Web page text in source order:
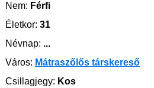
Nem: Férfi
Életkor: 31
Névnap: ...
Város: Mátraszőlős társkereső
Csillagjegy: Kos